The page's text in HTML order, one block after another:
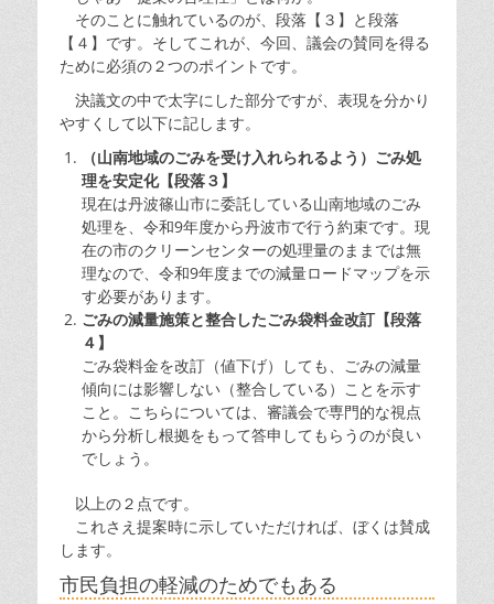
そのことに触れているのが、段落【３】と段落
【４】です。そしてこれが、今回、議会の賛同を得る
ために必須の２つのポイントです。
決議文の中で太字にした部分ですが、表現を分かり
やすくして以下に記します。
（山南地域のごみを受け入れられるよう）ごみ処
理を安定化【段落３】
現在は丹波篠山市に委託している山南地域のごみ
処理を、令和9年度から丹波市で行う約束です。現
在の市のクリーンセンターの処理量のままでは無
理なので、令和9年度までの減量ロードマップを示
す必要があります。
ごみの減量施策と整合したごみ袋料金改訂【段落
４】
ごみ袋料金を改訂（値下げ）しても、ごみの減量
傾向には影響しない（整合している）ことを示す
こと。こちらについては、審議会で専門的な視点
から分析し根拠をもって答申してもらうのが良い
でしょう。
以上の２点です。
これさえ提案時に示していただければ、ぼくは賛成
します。
市民負担の軽減のためでもある